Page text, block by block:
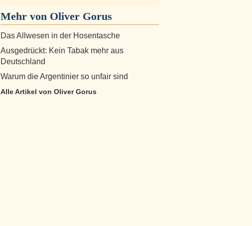
Mehr von Oliver Gorus
Das Allwesen in der Hosentasche
Ausgedrückt: Kein Tabak mehr aus
Deutschland
Warum die Argentinier so unfair sind
Alle Artikel von Oliver Gorus